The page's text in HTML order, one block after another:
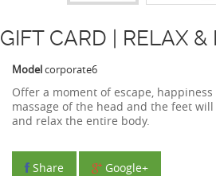
GIFT CARD | RELAX &
Modelcorporate6
Offer a moment of escape,
massage of the head and the feet
and relax the entire body.
Share Google+